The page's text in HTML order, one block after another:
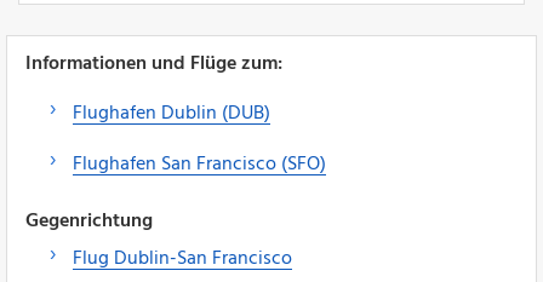
Informationen und Flüge zum:
Flughafen Dublin (DUB)
Flughafen San Francisco (SFO)
Gegenrichtung
Flug Dublin-San Francisco